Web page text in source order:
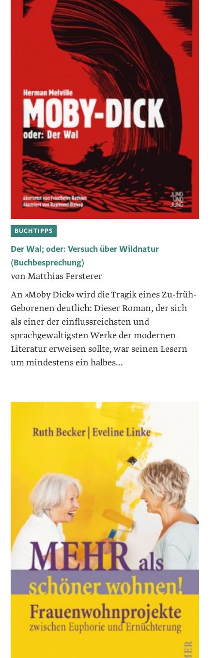
BUCHTIPPS
Der Wal; oder: Versuch über Wildnatur
(Buchbesprechung)
von Matthias Fersterer
An »Moby Dick« wird die Tragik eines Zu-früh-
Geborenen deutlich: Dieser Roman, der sich
als einer der einflussreichsten und
sprachgewaltigsten Werke der modernen
Literatur erweisen sollte, war seinen Lesern
um mindestens ein halbes...